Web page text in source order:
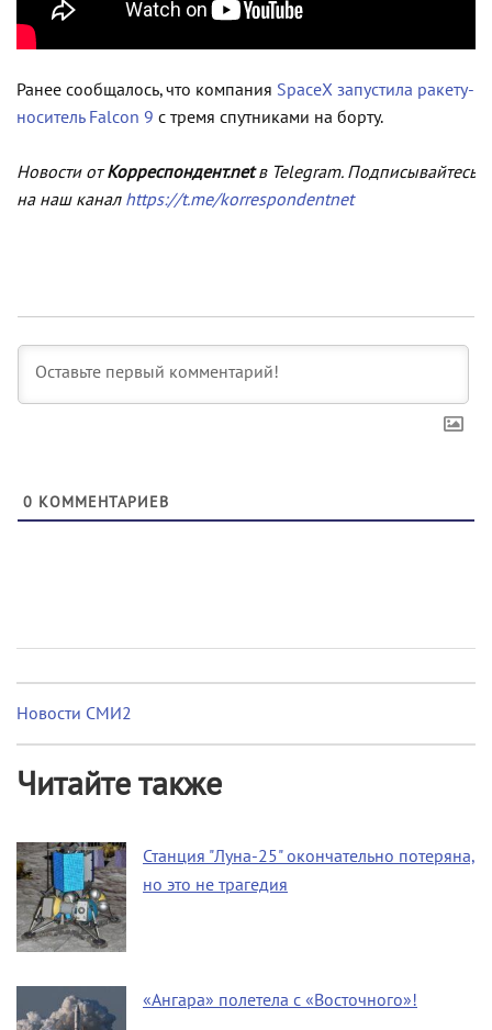
Ранее сообщалось, что компания SpaceX запустила ракету-
носитель Falcon 9 с тремя спутниками на борту.
Новости отКорреспондент.netв Telegram. Подписывайтесь
на наш канал https://t.me/korrespondentnet
0 КОММЕНТАРИЕВ
Новости СМИ2
Читайте также
Станция "Луна-25" окончательно потеряна,
но это не трагедия
«Ангара» полетела с «Восточного»!